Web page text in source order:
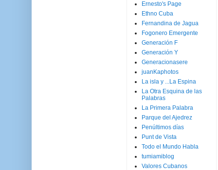
Ernesto's Page
Ethno Cuba
Fernandina de Jagua
Fogonero Emergente
Generación F
Generación Y
Generacionasere
juanKaphotos
La isla y ...La Espina
La Otra Esquina de las
Palabras
La Primera Palabra
Parque del Ajedrez
Penúltimos días
Punt de Vista
Todo el Mundo Habla
tumiamiblog
Valores Cubanos